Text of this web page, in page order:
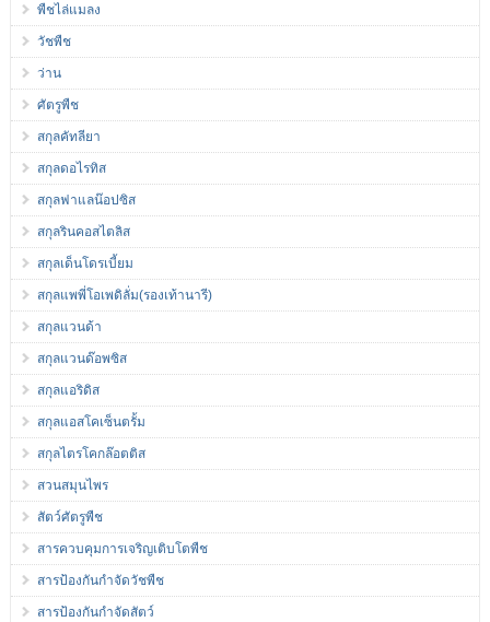
พืชไล่แมลง
วัชพืช
ว่าน
ศัตรูพืช
สกุลคัทลียา
สกุลดอไรทิส
สกุลฟาแลน๊อปซิส
สกุลรินคอสไตลิส
สกุลเด็นโดรเบี้ยม
สกุลแพพี่โอเพดิลั่ม(รองเท้านารี)
สกุลแวนด้า
สกุลแวนด๊อพซิส
สกุลแอริดิส
สกุลแอสโคเซ็นตรั้ม
สกุลไตรโคกล๊อตติส
สวนสมุนไพร
สัตว์ศัตรูพืช
สารควบคุมการเจริญเติบโตพืช
สารป้องกันกำจัดวัชพืช
สารป้องกันกำจัดสัตว์